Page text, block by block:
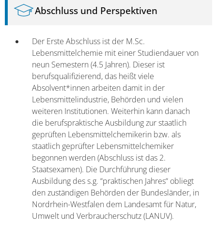
Abschluss und Perspektiven
Der Erste Abschluss ist der M.Sc.
Lebensmittelchemie mit einer Studiendauer von
neun Semestern (4.5 Jahren). Dieser ist
berufsqualifizierend, das heißt viele
Absolvent*innen arbeiten damit in der
Lebensmittelindustrie, Behörden und vielen
weiteren Institutionen. Weiterhin kann danach
die berufspraktische Ausbildung zur staatlich
geprüften Lebensmittelchemikerin bzw. als
staatlich geprüfter Lebensmittelchemiker
begonnen werden (Abschluss ist das 2.
Staatsexamen). Die Durchführung dieser
Ausbildung des s.g. “praktischen Jahres“ obliegt
den zuständigen Behörden der Bundesländer, in
Nordrhein-Westfalen dem Landesamt für Natur,
Umwelt und Verbraucherschutz (LANUV).